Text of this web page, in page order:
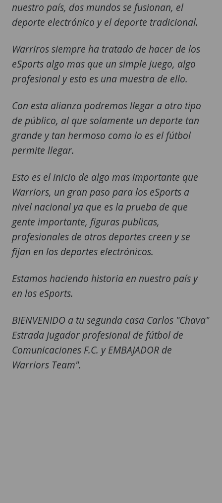
nuestro país, dos mundos se fusionan, el
deporte electrónico y el deporte tradicional.
Warriros siempre ha tratado de hacer de los
eSports algo mas que un simple juego, algo
profesional y esto es una muestra de ello.
Con esta alianza podremos llegar a otro tipo
de público, al que solamente un deporte tan
grande y tan hermoso como lo es el fútbol
permite llegar.
Esto es el inicio de algo mas importante que
Warriors, un gran paso para los eSports a
nivel nacional ya que es la prueba de que
gente importante, figuras publicas,
profesionales de otros deportes creen y se
fijan en los deportes electrónicos.
Estamos haciendo historia en nuestro país y
en los eSports.
BIENVENIDO a tu segunda casa Carlos "Chava"
Estrada jugador profesional de fútbol de
Comunicaciones F.C. y EMBAJADOR de
Warriors Team".